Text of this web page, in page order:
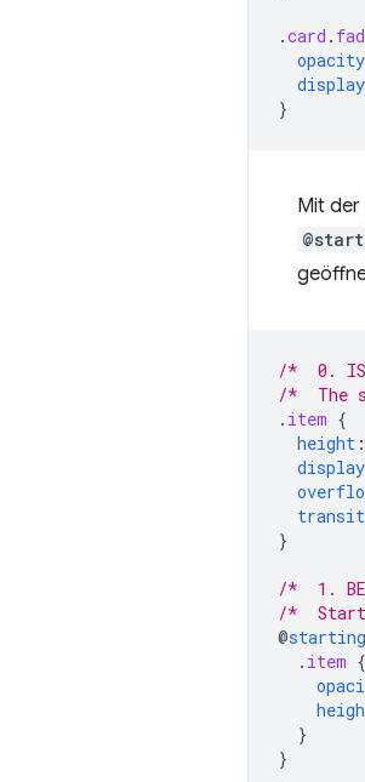
.card .
opacity
display
}
Mit der
/*  0. IS-
/*  The
. item {
height :
display
}
/*  1.
/*
@
. item {
}
}